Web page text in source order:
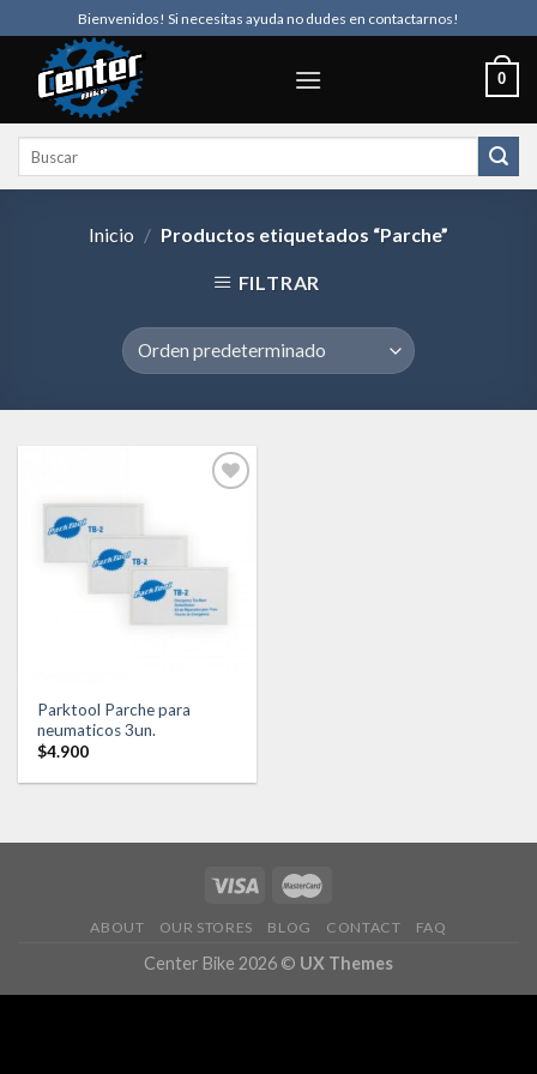
to
content
Bienvenidos! Si necesitas ayuda no dudes en contactarnos!
0
Inicio / Productos etiquetados “Parche”
FILTRAR
deseos
Parktool Parche para
neumaticos 3un.
$4.900
ABOUT OUR STORES BLOG CONTACT FAQ
Center Bike 2026 © UX Themes